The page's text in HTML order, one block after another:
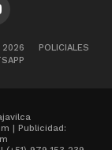
2026
POLICIALES
| Publicidad: